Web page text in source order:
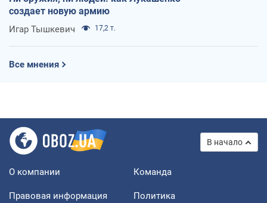
создает новую армию
Игар Тышкевич 17,2 т.
Все мнения
В начало
О компании Команда
Правовая информация
Политика